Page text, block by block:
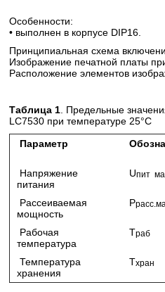
Особенности:
• выполнен в корпусе DIP16.
Принципиальная схема
Изображение печатной платы
Расположение элементов
Таблица 1 . Предельные
LC7530 при температуре 25°С
Параметр
Напряжение
питания
Uпит
Рассеиваемая
мощность
P
Рабочая
температура
Tраб
Температура
хранения
Тхран